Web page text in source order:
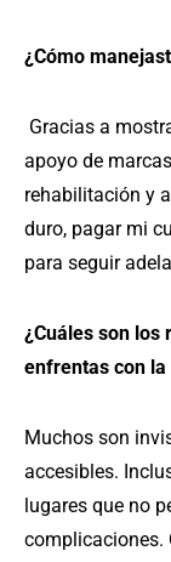
¿Cómo
Gracias a
apoyo de
rehabilitación y
duro, pagar mi
para seguir
¿Cuáles son los
enfrentas con
Muchos son
accesibles.
lugares que no
complicaciones.